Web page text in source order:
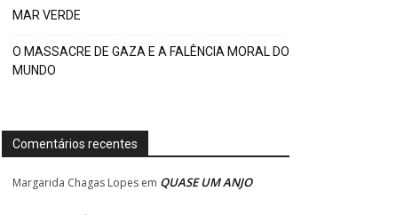
MAR VERDE
O MASSACRE DE GAZA E A FALÊNCIA MORAL DO
MUNDO
Comentários recentes
Margarida Chagas Lopes em QUASE UM ANJO